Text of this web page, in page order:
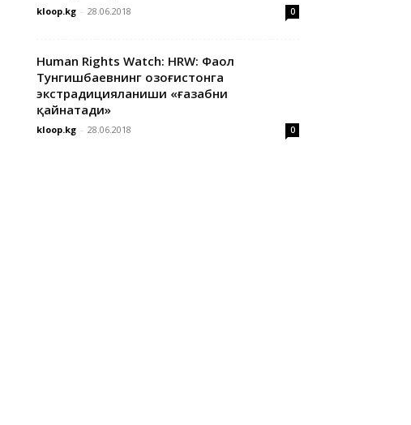
kloop.kg - 28.06.2018 0
Human Rights Watch: HRW: Фаол
Тунгишбаевнинг Қозоғистонга
экстрадицияланиши «ғазабни
қайнатади»
kloop.kg - 28.06.2018 0